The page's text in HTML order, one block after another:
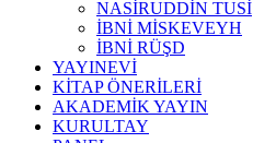
NASİRUDDİN TUSİ
İBNİ MİSKEVEYH
İBNİ RÜŞD
YAYINEVİ
KİTAP ÖNERİLERİ
AKADEMİK YAYIN
KURULTAY